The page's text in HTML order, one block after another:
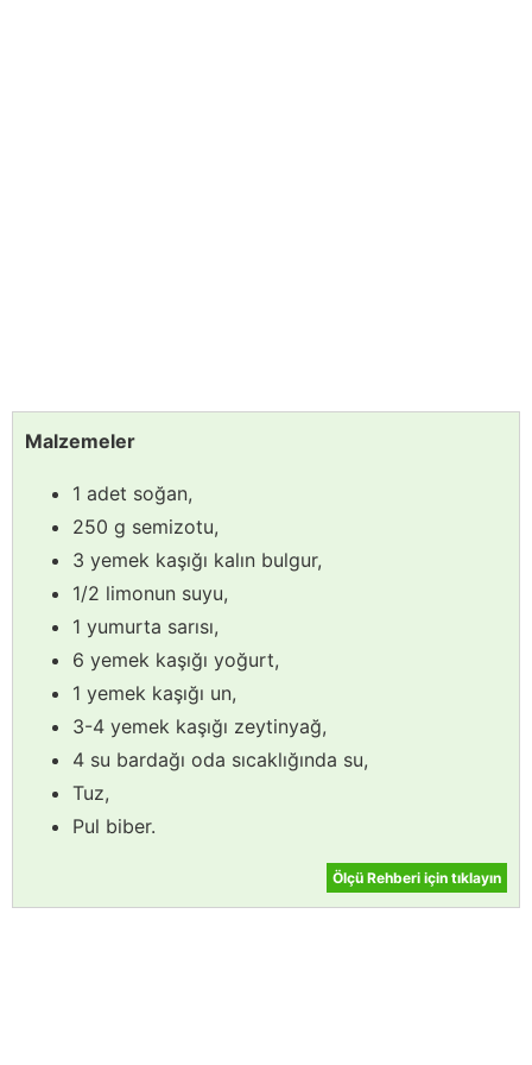
Malzemeler
1 adet soğan,
250 g semizotu,
3 yemek kaşığı kalın bulgur,
1/2 limonun suyu,
1 yumurta sarısı,
6 yemek kaşığı yoğurt,
1 yemek kaşığı un,
3-4 yemek kaşığı zeytinyağ,
4 su bardağı oda sıcaklığında su,
Tuz,
Pul biber.
Ölçü Rehberi için tıklayın